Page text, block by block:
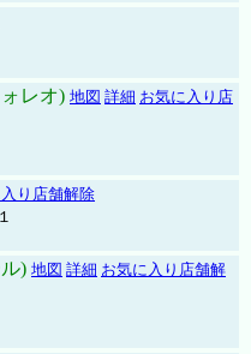
レオ) 地図 詳細 お気に入り店
り店舗解除
) 地図 詳細 お気に入り店舗解